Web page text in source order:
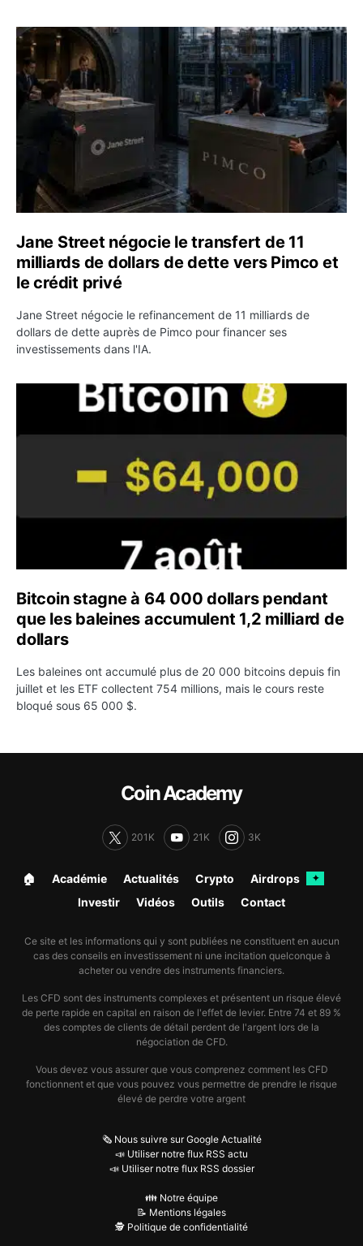
Jane Street négocie le transfert de 11 milliards de
Jane Street négocie le transfert de 11
milliards de dollars de dette vers Pimco et
le crédit privé
Jane Street négocie le refinancement de 11 milliards de
dollars de dette auprès de Pimco pour financer ses
investissements dans l'IA.
Bitcoin stagne à 64 000 dollars pendant que les
Bitcoin stagne à 64 000 dollars pendant
que les baleines accumulent 1,2 milliard de
dollars
Les baleines ont accumulé plus de 20 000 bitcoins depuis fin
juillet et les ETF collectent 754 millions, mais le cours reste
bloqué sous 65 000 $.
Coin Academy
201K 21K 3K
🏠︎ Académie Actualités Crypto Airdrops ✦
Investir Vidéos Outils Contact
Ce site et les informations qui y sont publiées ne constituent en aucun
cas des conseils en investissement ni une incitation quelconque à
acheter ou vendre des instruments financiers.
Les CFD sont des instruments complexes et présentent un risque élevé
de perte rapide en capital en raison de l'effet de levier. Entre 74 et 89 %
des comptes de clients de détail perdent de l'argent lors de la
négociation de CFD.
Vous devez vous assurer que vous comprenez comment les CFD
fonctionnent et que vous pouvez vous permettre de prendre le risque
élevé de perdre votre argent
🗞️ Nous suivre sur Google Actualité
📣 Utiliser notre flux RSS actu
📣 Utiliser notre flux RSS dossier
👪 Notre équipe
📝 Mentions légales
🕵️ Politique de confidentialité